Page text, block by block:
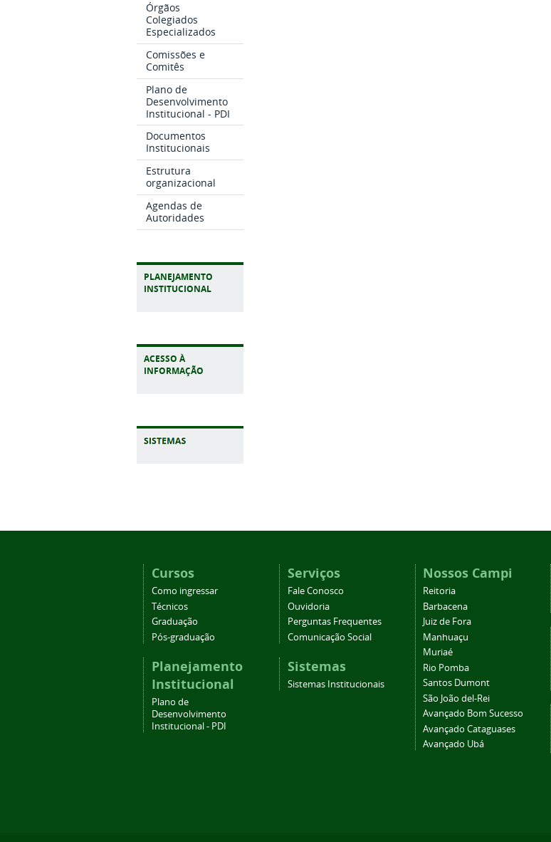
Órgãos
Colegiados
Especializados
Comissões e
Comitês
Plano de
Desenvolvimento
Institucional - PDI
Documentos
Institucionais
Estrutura
organizacional
Agendas de
Autoridades
PLANEJAMENTO
INSTITUCIONAL
ACESSO À
INFORMAÇÃO
Cursos
Como ingressar
Técnicos
Graduação
Pós-graduação
Planejamento
Institucional
Plano de
Desenvolvimento
Institucional - PDI
Serviços
Fale Conosco
Ouvidoria
Perguntas Frequentes
Comunicação Social
Sistemas
Sistemas Institucionais
Nossos Campi
Reitoria
Barbacena
Juiz de Fora
Manhuaçu
Muriaé
Rio Pomba
Santos Dumont
São João del-Rei
Avançado Bom Sucesso
Avançado Cataguases
Avançado Ubá